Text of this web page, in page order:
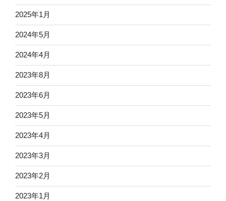
2025年1月
2024年5月
2024年4月
2023年8月
2023年6月
2023年5月
2023年4月
2023年3月
2023年2月
2023年1月